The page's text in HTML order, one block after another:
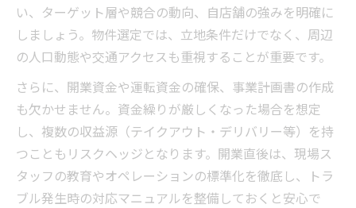
い、ターゲット層や競合の動向、自店舗の強みを明確に
しましょう。物件選定では、立地条件だけでなく、周辺
の人口動態や交通アクセスも重視することが重要です。
さらに、開業資金や運転資金の確保、事業計画書の作成
も欠かせません。資金繰りが厳しくなった場合を想定
し、複数の収益源（テイクアウト・デリバリー等）を持
つこともリスクヘッジとなります。開業直後は、現場ス
タッフの教育やオペレーションの標準化を徹底し、トラ
ブル発生時の対応マニュアルを整備しておくと安心で